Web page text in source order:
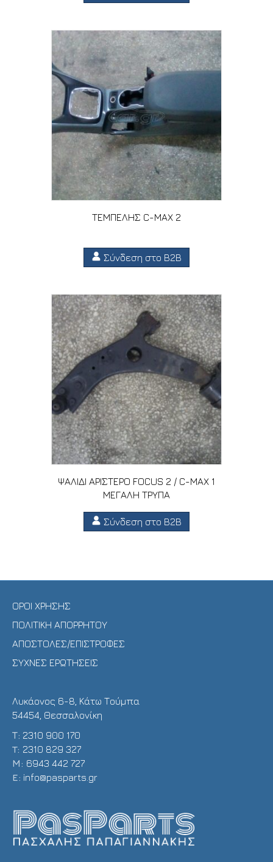
ΤΕΜΠΕΛΗΣ C-MAX 2
Σύνδεση στο B2B
ΨΑΛΙΔΙ ΑΡΙΣΤΕΡΟ FOCUS 2 / C-MAX 1
ΜΕΓΑΛΗ ΤΡΥΠΑ
Σύνδεση στο B2B
ΟΡΟΙ ΧΡΗΣΗΣ
ΠΟΛΙΤΙΚΗ ΑΠΟΡΡΗΤΟΥ
ΑΠΟΣΤΟΛΕΣ/ΕΠΙΣΤΡΟΦΕΣ
ΣΥΧΝΕΣ ΕΡΩΤΗΣΕΙΣ
Λυκάονος 6-8, Κάτω Τούμπα
54454, Θεσσαλονίκη
Τ: 2310 900 170
T: 2310 829 327
Μ: 6943 442 727
E: info@pasparts.gr